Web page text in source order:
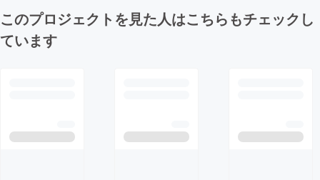
このプロジェクトを見た人はこちらもチェックし
ています